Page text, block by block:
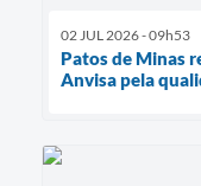
02 JUL 2026 - 09h53
Patos de Minas
Anvisa pela